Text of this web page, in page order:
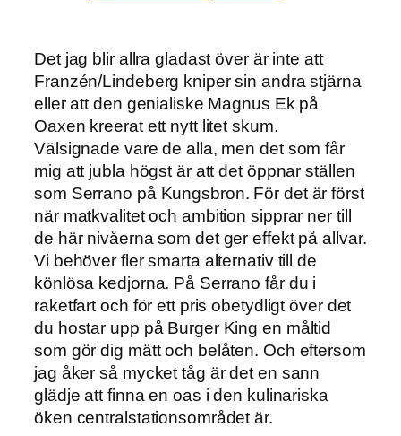
Det jag blir allra gladast över är inte att
Franzén/Lindeberg kniper sin andra stjärna
eller att den genialiske Magnus Ek på
Oaxen kreerat ett nytt litet skum.
Välsignade vare de alla, men det som får
mig att jubla högst är att det öppnar ställen
som Serrano på Kungsbron. För det är först
när matkvalitet och ambition sipprar ner till
de här nivåerna som det ger effekt på allvar.
Vi behöver fler smarta alternativ till de
könlösa kedjorna. På Serrano får du i
raketfart och för ett pris obetydligt över det
du hostar upp på Burger King en måltid
som gör dig mätt och belåten. Och eftersom
jag åker så mycket tåg är det en sann
glädje att finna en oas i den kulinariska
öken centralstationsområdet är.